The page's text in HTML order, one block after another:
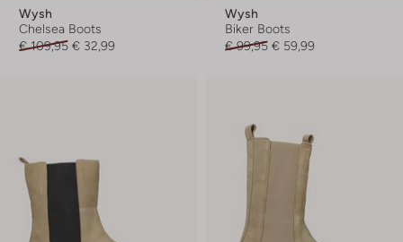
Wysh
Chelsea Boots
€ 109,95 € 32,99
Wysh
Biker Boots
€ 99,95 € 59,99